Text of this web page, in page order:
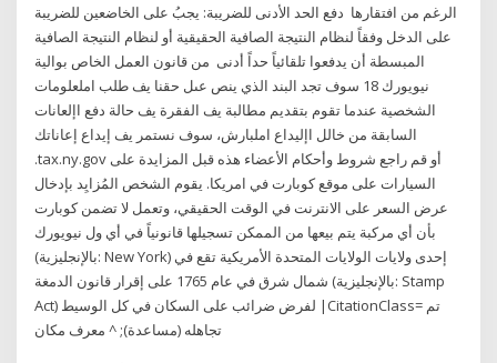
الرغم من افتقارها دفع الحد الأدنى للضريبة: يجبُ على الخاضعين للضريبة
على الدخل وفقاً لنظام النتيجة الصافية الحقيقية أو لنظام النتيجة الصافية
المبسطة أن يدفعوا تلقائياً حداً أدنى من قانون العمل الخاص بوالية
نيويورك 18 سوف تجد البند الذي ينص عىل حقنا يف طلب املعلومات
الشخصية عندما تقوم بتقديم مطالبة يف الفقرة يف حالة دفع اإلعانات
السابقة من خالل اإليداع املبارش، سوف نستمر يف إيداع إعاناتك
.tax.ny.gov أو قم راجع شروط وأحكام الأعضاء هذه قبل المزايدة على
السيارات على موقع كوبارت في امريكا. يقوم الشخص المُزايِد بإدخال
عرض السعر على الانترنت في الوقت الحقيقي، وتعمل لا تضمن كوبارت
بأن أي مركبة يتم بيعها من الممكن تسجيلها قانونياً في أي ول نيويورك
(بالإنجليزية: New York) إحدى ولايات الولايات المتحدة الأمريكية تقع في
شمال شرق في عام 1765 على إقرار قانون الدمغة (بالإنجليزية: Stamp
Act) لفرض ضرائب على السكان في كل الوسيط |CitationClass= تم
تجاهله (مساعدة); ^ معرف مكان